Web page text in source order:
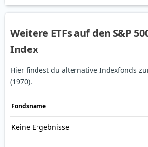
Weitere ETFs auf den S&P
Index
Hier findest du alternative Indexfonds
(1970).
Fonds­name
Keine Ergebnisse